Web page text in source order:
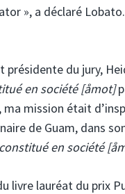
», a déclaré
présidente du jury,
en société [åmot]
mission était
de Guam, dans
en société
livre lauréat du prix